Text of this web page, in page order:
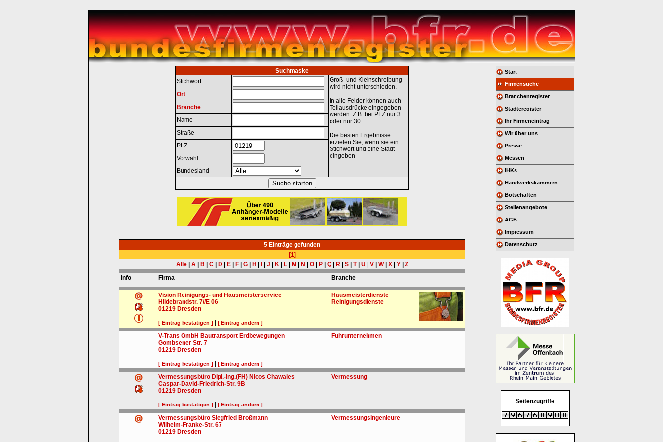
Suchmaske
Stichwort
Groß- und Kleinschreibung
wird nicht unterschieden.
In alle Felder können auch
Teilausdrücke eingegeben
werden. Z.B. bei PLZ nur 3
oder nur 30
Die besten Ergebnisse
erzielen Sie, wenn sie ein
Stichwort und eine Stadt
eingeben
Ort
Branche
Name
Straße
PLZ
Vorwahl
Bundesland
5 Einträge gefunden
[1]
Alle| A| B C| D| E| F| G| H J K| L| M N O| P| Q| R| S| T| U V| W| X| Y| Z
Info
Firma Branche
Vision Reinigungs- und Hausmeisterservice
Hildebrandstr. 7//E 06
01219 Dresden
[ Eintrag bestätigen ] [ Eintrag ändern ]
Hausmeisterdienste
Reinigungsdienste
V-Trans GmbH Bautransport Erdbewegungen
Gombsener Str. 7
01219 Dresden
[ Eintrag bestätigen ] [ Eintrag ändern ]
Fuhrunternehmen
Vermessungsbüro Dipl.-Ing.(FH) Nicos Chawales
Caspar-David-Friedrich-Str. 9B
01219 Dresden
[ Eintrag bestätigen ] [ Eintrag ändern ]
Vermessung
Vermessungsbüro Siegfried Broßmann
Wilhelm-Franke-Str. 67
01219 Dresden
Vermessungsingenieure
Start
Firmensuche
Branchenregister
Städteregister
Ihr Firmeneintrag
Wir über uns
Presse
Messen
IHKs
Handwerkskammern
Botschaften
Stellenangebote
AGB
Impressum
Datenschutz
Seitenzugriffe